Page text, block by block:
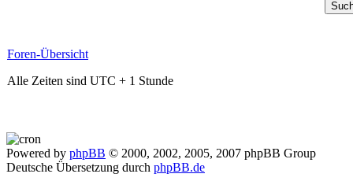
Foren-Übersicht
Alle Zeiten sind UTC + 1 Stunde
Powered by phpBB © 2000, 2002, 2005, 2007 phpBB Group
Deutsche Übersetzung durch phpBB.de